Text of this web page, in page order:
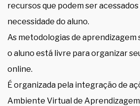
recursos que podem ser
necessidade do aluno.
As metodologias de aprendizagem
o aluno está livre para organizar
online.
É organizada pela integração de
Ambiente Virtual de Aprendizagem